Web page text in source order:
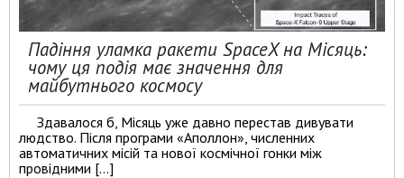
Падіння уламка ракети SpaceX на Місяць:
чому ця подія має значення для
майбутнього космосу
Здавалося б, Місяць уже давно перестав дивувати
людство. Після програми «Аполлон», численних
автоматичних місій та нової космічної гонки між
провідними […]